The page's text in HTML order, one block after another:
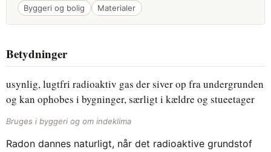
Betydninger
usynlig, lugtfri radioaktiv gas der siver op fra undergrunden
og kan ophobes i bygninger, særligt i kældre og stueetager
Bruges i byggeri og om indeklima
Radon dannes naturligt, når det radioaktive grundstof
Byggeri og bolig Materialer